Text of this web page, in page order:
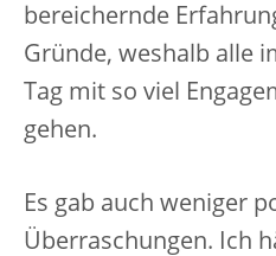
bereichernde
Gründe, weshalb alle
Tag mit so viel
gehen.
Es gab auch weniger
Überraschungen. Ich